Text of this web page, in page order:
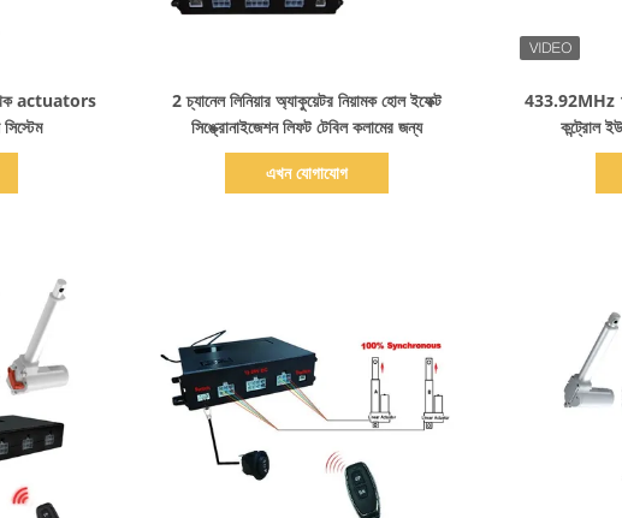
actuators
2 চ্যানেল লিনিয়ার অ্যাকুয়েটর নিয়ামক হোল ইফেক্ট
সিঙ্ক্রোনাইজেশন লিফট টেবিল কলামের জন্য
এখন যোগাযোগ
433.92MHz
কন্ট্রোল